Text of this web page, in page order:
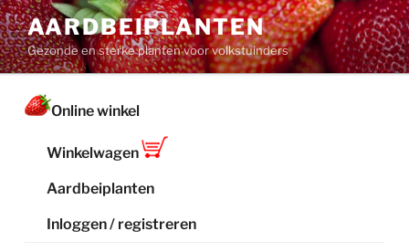
Ga
naar
de
inhoud
AARDBEIPLANTEN
Gezonde en sterke planten voor volkstuinders
Online winkel
Winkelwagen
Aardbeiplanten
Inloggen / registreren